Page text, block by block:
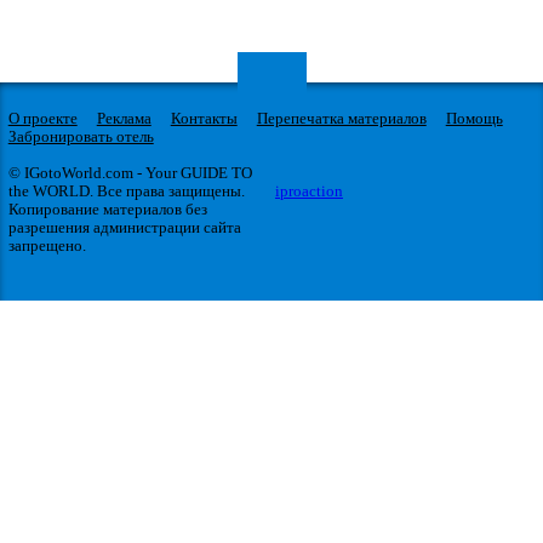
О проекте Реклама Контакты Перепечатка материалов
Помощь
Забронировать отель
© IGotoWorld.com - Your GUIDE TO
the WORLD. Все права защищены.
Копирование материалов без
разрешения администрации сайта
запрещено.
iproaction